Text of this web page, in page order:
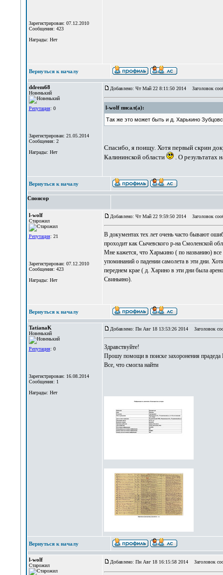
Зарегистрирован: 07.12.2010
Сообщения: 423
Награды: Нет
Вернуться к началу
ddrem68
Новенький
Репутация: 0
Зарегистрирован: 21.05.2014
Сообщения: 2
Награды: Нет
Добавлено: Чт Май 22 8:11:50 2014 Заголовок
l-wolf писал(а):
Так же это может быть и д. Харькино
Спасибо, я поищу. Хотя первый скрин
Калининской области
. О результатах
Вернуться к началу
Спонсор
l-wolf
Старожил
Репутация: 21
Зарегистрирован: 07.12.2010
Сообщения: 423
Награды: Нет
Добавлено: Чт Май 22 9:59:50 2014 Заголовок
В документах тех лет очень часто бывают
проходит как Сычевского р-на Смоленской
Мне кажется, что Харькино ( по названию)
упоминаний о падении самолета в эти дни.
переднем крае ( д. Харино в эти дни была
Свиньино).
Вернуться к началу
TatianaK
Новенький
Репутация: 0
Зарегистрирован: 16.08.2014
Сообщения: 1
Награды: Нет
Добавлено: Пн Авг 18 13:53:26 2014 Заголовок
Здравствуйте!
Прошу помощи в поиске захоронения прадеда
Все, что смогла найти
Вернуться к началу
l-wolf
Старожил
Добавлено: Пн Авг 18 16:15:58 2014 Заголовок